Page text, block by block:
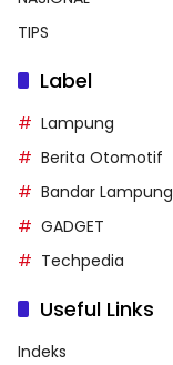
TIPS
Label
Lampung
Berita Otomotif
Bandar Lampung
GADGET
Techpedia
Useful Links
Indeks